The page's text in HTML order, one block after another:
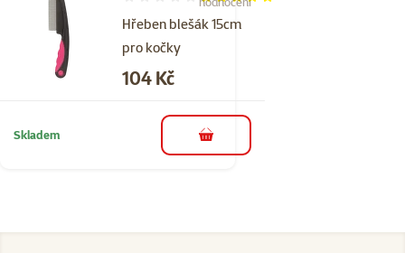
Hřeben blešák 15cm
pro kočky
Cena
104 Kč
Skladem do košíku